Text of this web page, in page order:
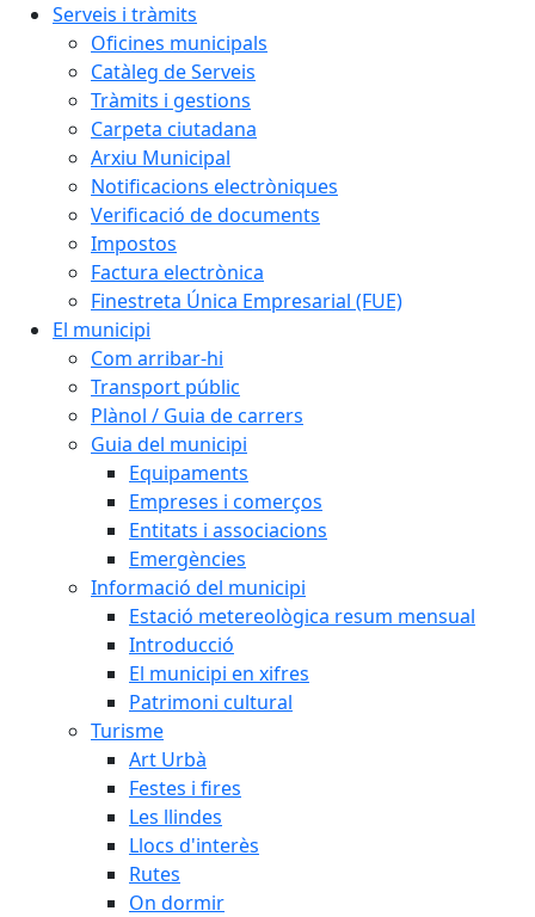
Serveis i tràmits
Oficines municipals
Catàleg de Serveis
Tràmits i gestions
Carpeta ciutadana
Arxiu Municipal
Notificacions electròniques
Verificació de documents
Impostos
Factura electrònica
Finestreta Única Empresarial (FUE)
El municipi
Com arribar-hi
Transport públic
Plànol / Guia de carrers
Guia del municipi
Equipaments
Empreses i comerços
Entitats i associacions
Emergències
Informació del municipi
Estació metereològica resum mensual
Introducció
El municipi en xifres
Patrimoni cultural
Turisme
Art Urbà
Festes i fires
Les llindes
Llocs d'interès
Rutes
On dormir